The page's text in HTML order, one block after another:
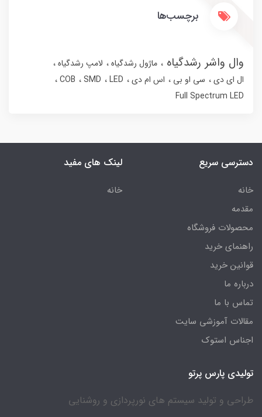
برچسب‌ها
وال واشر رشدگیاه ماژول رشدگیاه
لامپ رشدگیاه
ال ای دی
سی او بی اس ام دی LED
SMD
COB
Full Spectrum LED
دسترسی سریع
خانه
مقدمه
محصولات فروشگاه
راهنمای خرید
قوانین خرید
درباره ما
تماس با ما
مقالات آموزشی سایت
اجناس استوک
لینک های مفید
خانه
تولیدی پارس پرتو
طراحی و تولید سیستم های نورپردازی و روشنایی